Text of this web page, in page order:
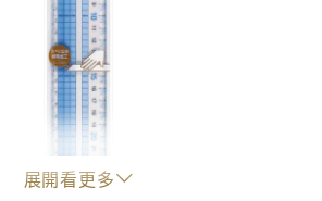
展開看更多